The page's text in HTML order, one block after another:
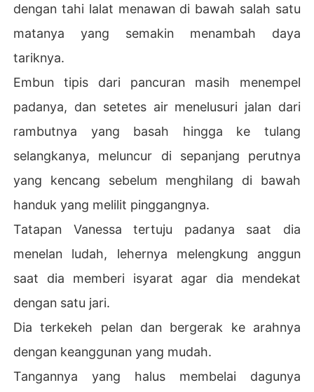
dengan tahi lalat menawan di bawah salah satu
matanya yang semakin menambah daya
tariknya.
Embun tipis dari pancuran masih menempel
padanya, dan setetes air menelusuri jalan dari
rambutnya yang basah hingga ke tulang
selangkanya, meluncur di sepanjang perutnya
yang kencang sebelum menghilang di bawah
handuk yang melilit pinggangnya.
Tatapan Vanessa tertuju padanya saat dia
menelan ludah, lehernya melengkung anggun
saat dia memberi isyarat agar dia mendekat
dengan satu jari.
Dia terkekeh pelan dan bergerak ke arahnya
dengan keanggunan yang mudah.
Tangannya yang halus membelai dagunya